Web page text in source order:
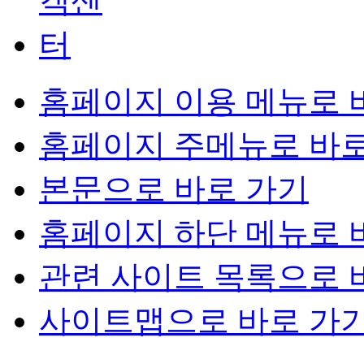
홈페이지 이용 메뉴로
홈페이지 주메뉴로 바
본문으로 바로 가기
홈페이지 하단 메뉴로
관련 사이트 목록으로
사이트맵으로 바로 가